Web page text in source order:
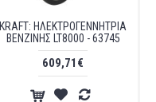
KRAFT: ΗΛΕΚΤΡΟΓΕΝΝΗΤΡΙΑ
ΒΕΝΖΙΝΗΣ LT8000 - 63745
609,71€